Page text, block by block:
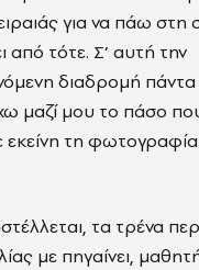
για να πάω στη
από τότε. Σ’ αυτή την
διαδρομή
μαζί μου το πάσο που
τη φωτογραφία
τα τρένα
με πηγαίνει,